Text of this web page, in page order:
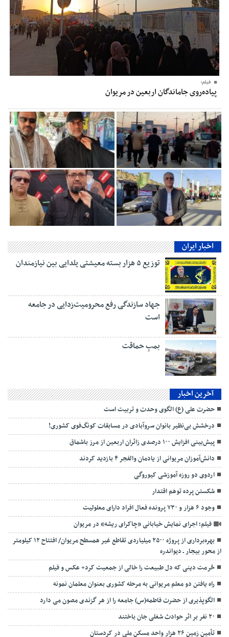
فیلم؛
پیاده‌روی جاماندگان اربعین در مریوان
اخبار ایران
توزیع ۵ هزار بسته معیشتی یلدایی بین نیازمندان
جهاد سازندگی رفع محرومیت‌زدایی در جامعه
است
بمبِ حماقت
آخرین اخبار
حضرت علی (ع) الگوی وحدت و تربیت است
درخشش بی‌نظیر بانوان سروآبادی در مسابقات کونگ‌فوی کشوری!
پیش‌بینی افزایش ۱۰۰ درصدی زائران اربعین از مرز باشماق
دانش‌آموزان مریوانی از یادمان والفجر ۴ بازدید کردند
اردوی دو روزه آموزشی کیوروگی
شکستن پرده توهم اقتدار
وجود ۶ هزار و ۷۳۰ پرونده فعال افراد دارای معلولیت
فیلم؛ اجرای نمایش خیابانی «چاکرای ریشه» در مریوان
بهره‌برداری از پروژه ۲۵۰۰ میلیاردی تقاطع غیر همسطح مریوان/ افتتاح ۱۲ کیلومتر
از محور بیجار ـ دیواندره
حُرمت دینی که دل طبیعت را خالی از جمعیت کرد+ عکس و فیلم
راه یافتن دو معلم مریوانی به مرحله کشوری بعنوان معلمان نمونه
الگوپذیری از حضرت فاطمه(س) جامعه را از هر گزندی مصون می دارد
۲۰ نفر بر اثر حوادث شغلی جان باختند
تأمین زمین ۲۶ هزار واحد مسکن ملی در کردستان